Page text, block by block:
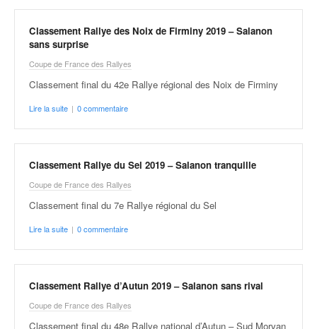
Classement Rallye des Noix de Firminy 2019 – Salanon
sans surprise
Coupe de France des Rallyes
Classement final du 42e Rallye régional des Noix de Firminy
Lire la suite | 0 commentaire
Classement Rallye du Sel 2019 – Salanon tranquille
Coupe de France des Rallyes
Classement final du 7e Rallye régional du Sel
Lire la suite | 0 commentaire
Classement Rallye d’Autun 2019 – Salanon sans rival
Coupe de France des Rallyes
Classement final du 48e Rallye national d’Autun – Sud Morvan